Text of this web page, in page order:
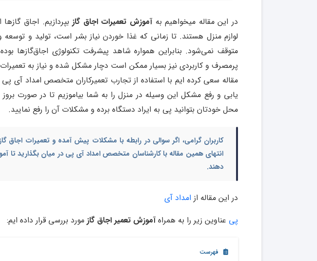
در این مقاله میخواهیم بهآموزش تعمیرات اجاق گازبپردازیم. اجاق
لوازم منزل هستند. تا زمانی که غذا خوردن نیاز بشر است، تولید و
متوقف نمی‌شود. بنابراین همواره شاهد پیشرفت تکنولوژی اجاق‌گازها
پرمصرف و کاربردی نیز بسیار ممکن است دچار مشکل شده و نیاز به
مقاله سعی کرده ایم با استفاده از تجارب تعمیرکاران متخصص امداد آی
یابی و رفع مشکل این وسیله در منزل را به شما بیاموزیم تا در صورت
محل خودتان بتوانید پی به ایراد دستگاه برده و مشکلات آن را رفع نمایید.
کاربران گرامی، اگر سوالی در رابطه با مشکلات پیش آمده و تعمیرات اجاق
انتهای همین مقاله با کارشناسان متخصص امداد آی پی در میان بگذارید تا
دهند.
در این مقاله از امداد آی
پی عناوین زیر را به همراهآموزش تعمیر اجاق گاز مورد بررسی قرار داده ایم:
فهرست